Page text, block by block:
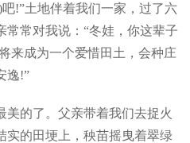
!”土地伴着我们一家，过了六
常常对我说：“冬娃，你这辈子
来成为一个爱惜田土，会种庄
逸!”
的了。父亲带着我们去捉火
实的田埂上，秧苗摇曳着翠绿